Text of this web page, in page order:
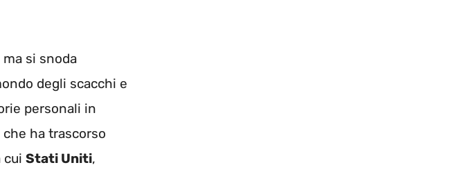
si snoda
degli scacchi e
personali in
ha trascorso
cui Stati Uniti,